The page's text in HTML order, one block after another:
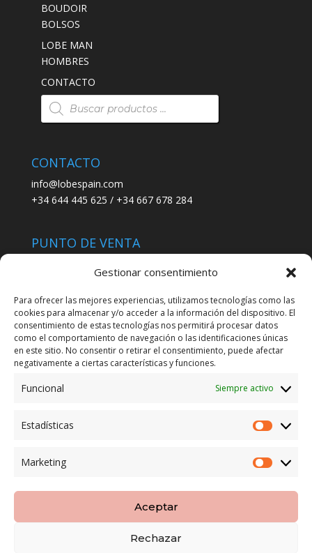
Gestionar consentimiento
Para ofrecer las mejores experiencias, utilizamos tecnologías como las
cookies para almacenar y/o acceder a la información del dispositivo. El
consentimiento de estas tecnologías nos permitirá procesar datos
como el comportamiento de navegación o las identificaciones únicas
en este sitio. No consentir o retirar el consentimiento, puede afectar
negativamente a ciertas características y funciones.
Funcional Siempre activo
Estadísticas
Marketing
Aceptar
Rechazar
BOUDOIR
BOLSOS
LOBE MAN
HOMBRES
CONTACTO
Búsqueda
de
productos
CONTACTO
info@lobespain.com
+34 644 445 625 / +34 667 678 284
PUNTO DE VENTA
C/ San José 6, 11004 Cádiz
LEGAL
POLÍTICA DE ENVÍO
TERMINOS Y CONDICIONES